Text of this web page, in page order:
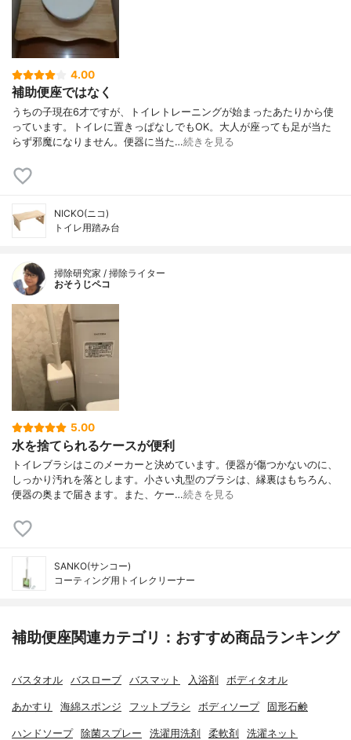
4.00
補助便座ではなく
うちの子現在6才ですが、トイレトレーニングが始まったあたりから使
っています。トイレに置きっぱなしでもOK。大人が座っても足が当た
らず邪魔になりません。便器に当た…続きを見る
NICKO(ニコ)
トイレ用踏み台
掃除研究家 / 掃除ライター
おそうじペコ
5.00
水を捨てられるケースが便利
トイレブラシはこのメーカーと決めています。便器が傷つかないのに、
しっかり汚れを落とします。小さい丸型のブラシは、縁裏はもちろん、
便器の奥まで届きます。また、ケー…続きを見る
SANKO(サンコー)
コーティング用トイレクリーナー
補助便座関連カテゴリ：おすすめ商品ランキング
バスタオル バスローブ バスマット 入浴剤 ボディタオル
あかすり 海綿スポンジ フットブラシ ボディソープ 固形石鹸
ハンドソープ 除菌スプレー 洗濯用洗剤 柔軟剤 洗濯ネット